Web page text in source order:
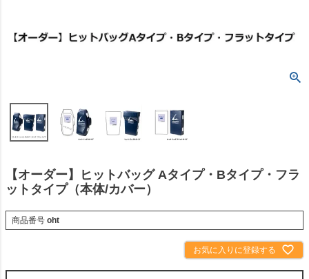
【オーダー】ヒットバッグ Aタイプ・Bタイプ・フラ
ットタイプ（本体/カバー）
商品番号 oht
お気に入りに登録する